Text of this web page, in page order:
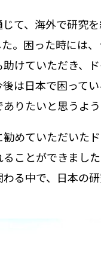
て、海外で研究
。困った時には
けていただき、
は日本で困って
りたいと思うよう
めていただいた
ことができまし
る中で、日本の